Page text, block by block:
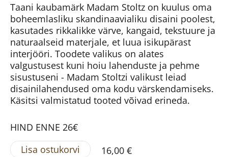
Taani kaubamärk Madam Stoltz on kuulus oma
boheemlasliku skandinaavialiku disaini poolest,
kasutades rikkalikke värve, kangaid, tekstuure ja
naturaalseid materjale, et luua isikupärast
interjööri. Toodete valikus on alates
valgustusest kuni hoiu lahenduste ja pehme
sisustuseni - Madam Stoltzi valikust leiad
disainilahendused oma kodu värskendamiseks.
Käsitsi valmistatud tooted võivad erineda.
HIND ENNE 26€
Lisa ostukorvi
16,00 €